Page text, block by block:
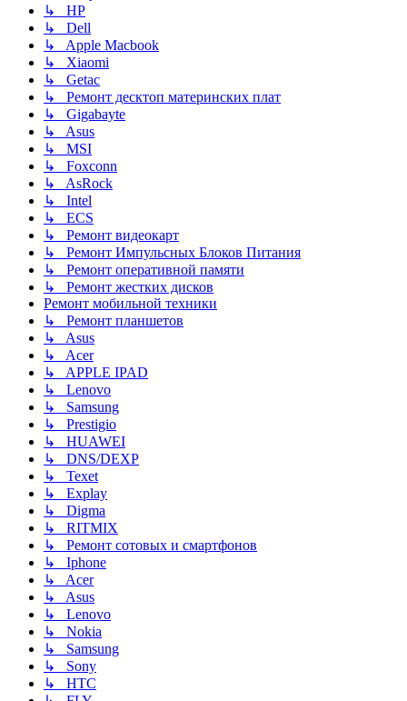
↳ HP
↳ Dell
↳ Apple Macbook
↳ Xiaomi
↳ Getac
↳ Ремонт десктоп материнских плат
↳ Gigabayte
↳ Asus
↳ MSI
↳ Foxconn
↳ AsRock
↳ Intel
↳ ECS
↳ Ремонт видеокарт
↳ Ремонт Импульсных Блоков Питания
↳ Ремонт оперативной памяти
↳ Ремонт жестких дисков
Ремонт мобильной техники
↳ Ремонт планшетов
↳ Asus
↳ Acer
↳ APPLE IPAD
↳ Lenovo
↳ Samsung
↳ Prestigio
↳ HUAWEI
↳ DNS/DEXP
↳ Texet
↳ Explay
↳ Digma
↳ RITMIX
↳ Ремонт сотовых и смартфонов
↳ Iphone
↳ Acer
↳ Asus
↳ Lenovo
↳ Nokia
↳ Samsung
↳ Sony
↳ HTC